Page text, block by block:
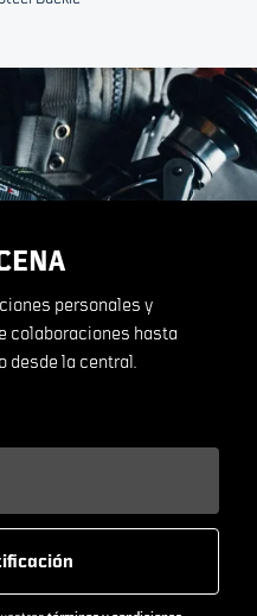
personales y
colaboraciones hasta
desde la central.